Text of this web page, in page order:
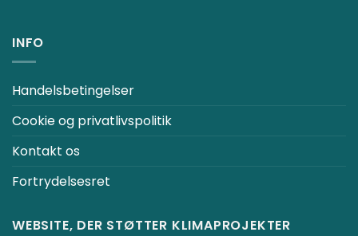
INFO
Handelsbetingelser
Cookie og privatlivspolitik
Kontakt os
Fortrydelsesret
WEBSITE, DER STØTTER KLIMAPROJEKTER